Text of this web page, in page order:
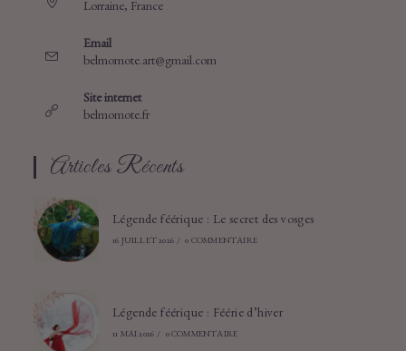
Lorraine, France
Email
belmomote.art@gmail.comS’ouvre
Site internet
belmomote.fr
Articles Récents
Légende féérique : Le secret des vosges
16 JUILLET 2026 / 0 COMMENTAIRE
Légende féérique : Féérie d’hiver
11 MAI 2026 / 0 COMMENTAIRE